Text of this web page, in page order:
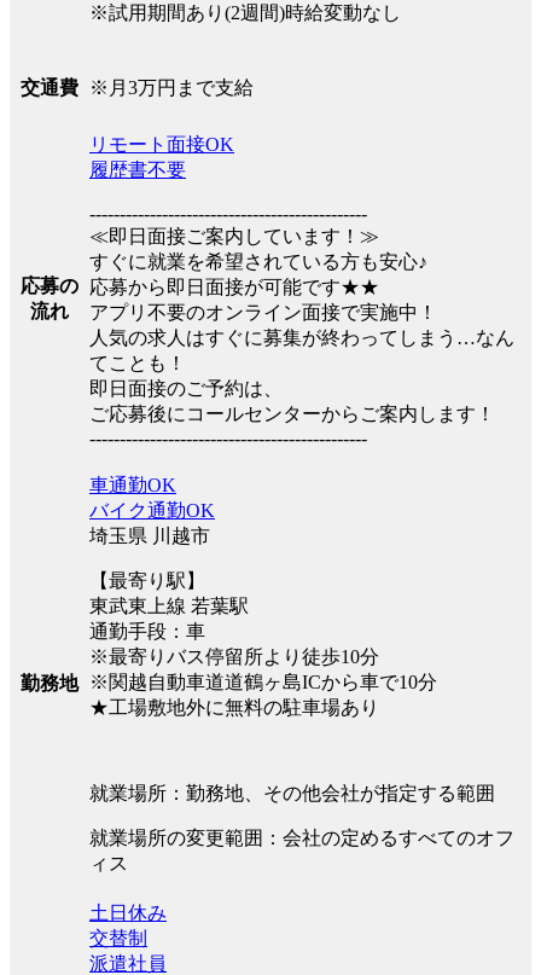
※試用期間あり(2週間)時給変動なし
交通費 ※月3万円まで支給
応募の
流れ
リモート面接OK
履歴書不要
----------------------------------------------
≪即日面接ご案内しています！≫
すぐに就業を希望されている方も安心♪
応募から即日面接が可能です★★
アプリ不要のオンライン面接で実施中！
人気の求人はすぐに募集が終わってしまう…なん
てことも！
即日面接のご予約は、
ご応募後にコールセンターからご案内します！
----------------------------------------------
勤務地
車通勤OK
バイク通勤OK
埼玉県 川越市
【最寄り駅】
東武東上線 若葉駅
通勤手段：車
※最寄りバス停留所より徒歩10分
※関越自動車道道鶴ヶ島ICから車で10分
★工場敷地外に無料の駐車場あり
就業場所：勤務地、その他会社が指定する範囲
就業場所の変更範囲：会社の定めるすべてのオフ
ィス
土日休み
交替制
派遣社員